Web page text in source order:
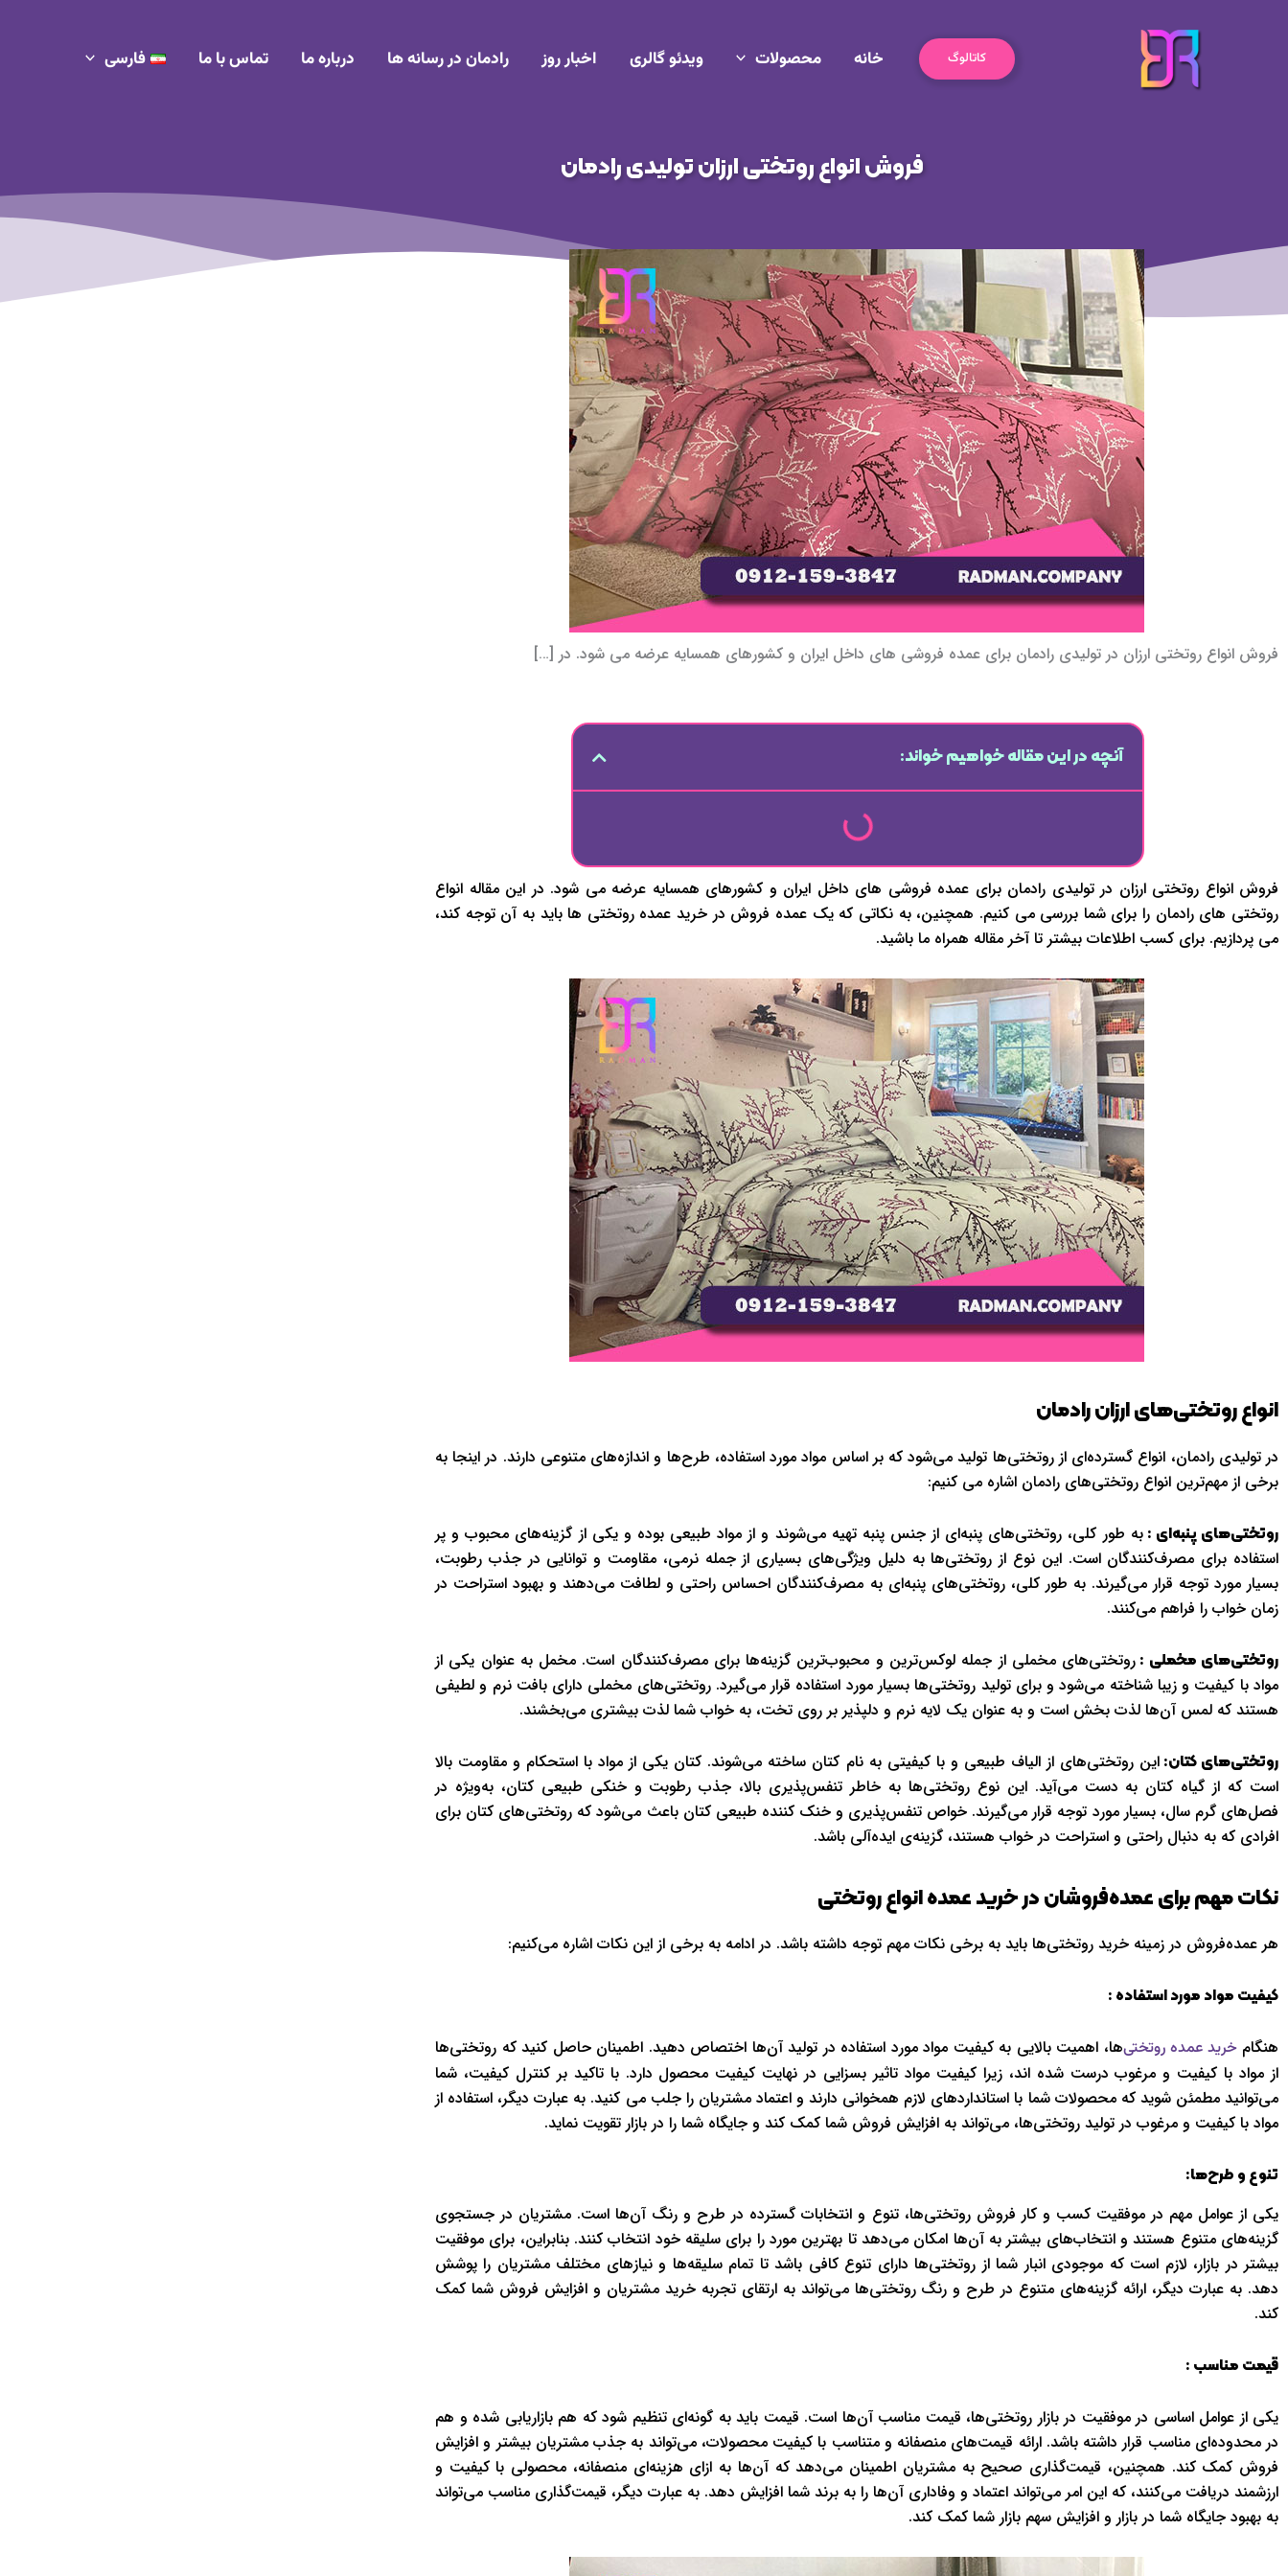
کاتالوگ خانه محصولات ویدئو گالری اخبار روز رادمان در رسانه ها درباره ما تماس با ما فارسی
فروش انواع روتختی ارزان تولیدی رادمان
فروش انواع روتختی ارزان در تولیدی رادمان برای عمده فروشی های داخل ایران و کشورهای همسایه عرضه می شود. در […]
آنچه در این مقاله خواهیم خواند:
فروش انواع روتختی ارزان در تولیدی رادمان برای عمده فروشی های داخل ایران و کشورهای همسایه عرضه می شود. در این مقاله انواع
روتختی های رادمان را برای شما بررسی می کنیم. همچنین، به نکاتی که یک عمده فروش در خرید عمده روتختی ها باید به آن توجه کند،
می پردازیم. برای کسب اطلاعات بیشتر تا آخر مقاله همراه ما باشید.
انواع روتختی‌های ارزان رادمان
در تولیدی رادمان، انواع گسترده‌ای از روتختی‌ها تولید می‌شود که بر اساس مواد مورد استفاده، طرح‌ها و اندازه‌های متنوعی دارند. در اینجا به
برخی از مهم‌ترین انواع روتختی‌های رادمان اشاره می کنیم:
روتختی‌های پنبه‌ای :به طور کلی، روتختی‌های پنبه‌ای از جنس پنبه تهیه می‌شوند و از مواد طبیعی بوده و یکی از گزینه‌های محبوب و پر
استفاده برای مصرف‌کنندگان است. این نوع از روتختی‌ها به دلیل ویژگی‌های بسیاری از جمله نرمی، مقاومت و توانایی در جذب رطوبت،
بسیار مورد توجه قرار می‌گیرند. به طور کلی، روتختی‌های پنبه‌ای به مصرف‌کنندگان احساس راحتی و لطافت می‌دهند و بهبود استراحت در
زمان خواب را فراهم می‌کنند.
روتختی‌های مخملی : روتختی‌های مخملی از جمله لوکس‌ترین و محبوب‌ترین گزینه‌ها برای مصرف‌کنندگان است. مخمل به عنوان یکی از
مواد با کیفیت و زیبا شناخته می‌شود و برای تولید روتختی‌ها بسیار مورد استفاده قرار می‌گیرد. روتختی‌های مخملی دارای بافت نرم و لطیفی
هستند که لمس آن‌ها لذت بخش است و به عنوان یک لایه نرم و دلپذیر بر روی تخت، به خواب شما لذت بیشتری می‌بخشند.
روتختی‌های کتان:این روتختی‌های از الیاف طبیعی و با کیفیتی به نام کتان ساخته می‌شوند. کتان یکی از مواد با استحکام و مقاومت بالا
است که از گیاه کتان به دست می‌آید. این نوع روتختی‌ها به خاطر تنفس‌پذیری بالا، جذب رطوبت و خنکی طبیعی کتان، به‌ویژه در
فصل‌های گرم سال، بسیار مورد توجه قرار می‌گیرند. خواص تنفس‌پذیری و خنک کننده طبیعی کتان باعث می‌شود که روتختی‌های کتان برای
افرادی که به دنبال راحتی و استراحت در خواب هستند، گزینه‌ی ایده‌آلی باشد.
نکات مهم برای عمده‌فروشان در خرید عمده انواع روتختی
هر عمده‌فروش در زمینه خرید روتختی‌ها باید به برخی نکات مهم توجه داشته باشد. در ادامه به برخی از این نکات اشاره می‌کنیم:
کیفیت مواد مورد استفاده :
هنگامخرید عمده روتختی‌ها، اهمیت بالایی به کیفیت مواد مورد استفاده در تولید آن‌ها اختصاص دهید. اطمینان حاصل کنید که روتختی‌ها
از مواد با کیفیت و مرغوب درست شده اند، زیرا کیفیت مواد تاثیر بسزایی در نهایت کیفیت محصول دارد. با تاکید بر کنترل کیفیت، شما
می‌توانید مطمئن شوید که محصولات شما با استانداردهای لازم همخوانی دارند و اعتماد مشتریان را جلب می کنید. به عبارت دیگر، استفاده از
مواد با کیفیت و مرغوب در تولید روتختی‌ها، می‌تواند به افزایش فروش شما کمک کند و جایگاه شما را در بازار تقویت نماید.
تنوع و طرح‌ها:
یکی از عوامل مهم در موفقیت کسب و کار فروش روتختی‌ها، تنوع و انتخابات گسترده در طرح و رنگ آن‌ها است. مشتریان در جستجوی
گزینه‌های متنوع هستند و انتخاب‌های بیشتر به آن‌ها امکان می‌دهد تا بهترین مورد را برای سلیقه خود انتخاب کنند. بنابراین، برای موفقیت
بیشتر در بازار، لازم است که موجودی انبار شما از روتختی‌ها دارای تنوع کافی باشد تا تمام سلیقه‌ها و نیازهای مختلف مشتریان را پوشش
دهد. به عبارت دیگر، ارائه گزینه‌های متنوع در طرح و رنگ روتختی‌ها می‌تواند به ارتقای تجربه خرید مشتریان و افزایش فروش شما کمک
کند.
قیمت مناسب :
یکی از عوامل اساسی در موفقیت در بازار روتختی‌ها، قیمت مناسب آن‌ها است. قیمت باید به گونه‌ای تنظیم شود که هم بازاریابی شده و هم
در محدوده‌ای مناسب قرار داشته باشد. ارائه قیمت‌های منصفانه و متناسب با کیفیت محصولات، می‌تواند به جذب مشتریان بیشتر و افزایش
فروش کمک کند. همچنین، قیمت‌گذاری صحیح به مشتریان اطمینان می‌دهد که آن‌ها به ازای هزینه‌ای منصفانه، محصولی با کیفیت و
ارزشمند دریافت می‌کنند، که این امر می‌تواند اعتماد و وفاداری آن‌ها را به برند شما افزایش دهد. به عبارت دیگر، قیمت‌گذاری مناسب می‌تواند
به بهبود جایگاه شما در بازار و افزایش سهم بازار شما کمک کند.